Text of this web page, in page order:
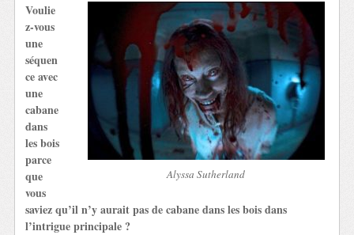
Alyssa Sutherland
Voulie
z-vous
une
séquen
ce avec
une
cabane
dans
les bois
parce
que
vous
saviez qu’il n’y aurait pas de cabane dans les bois dans
l’intrigue principale ?